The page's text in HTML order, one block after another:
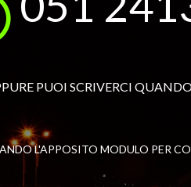
PUOI SCRIVERCI
L'APPOSITO MODULO PER